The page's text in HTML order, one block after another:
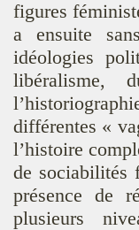
figures
a ensuite
idéologies
libéralisme,
différentes «
l’histoire
de sociabilités
présence de
plusieurs